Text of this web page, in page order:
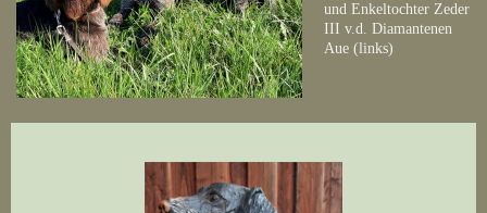
und Enkeltochter Zeder
III v.d. Diamantenen
Aue (links)